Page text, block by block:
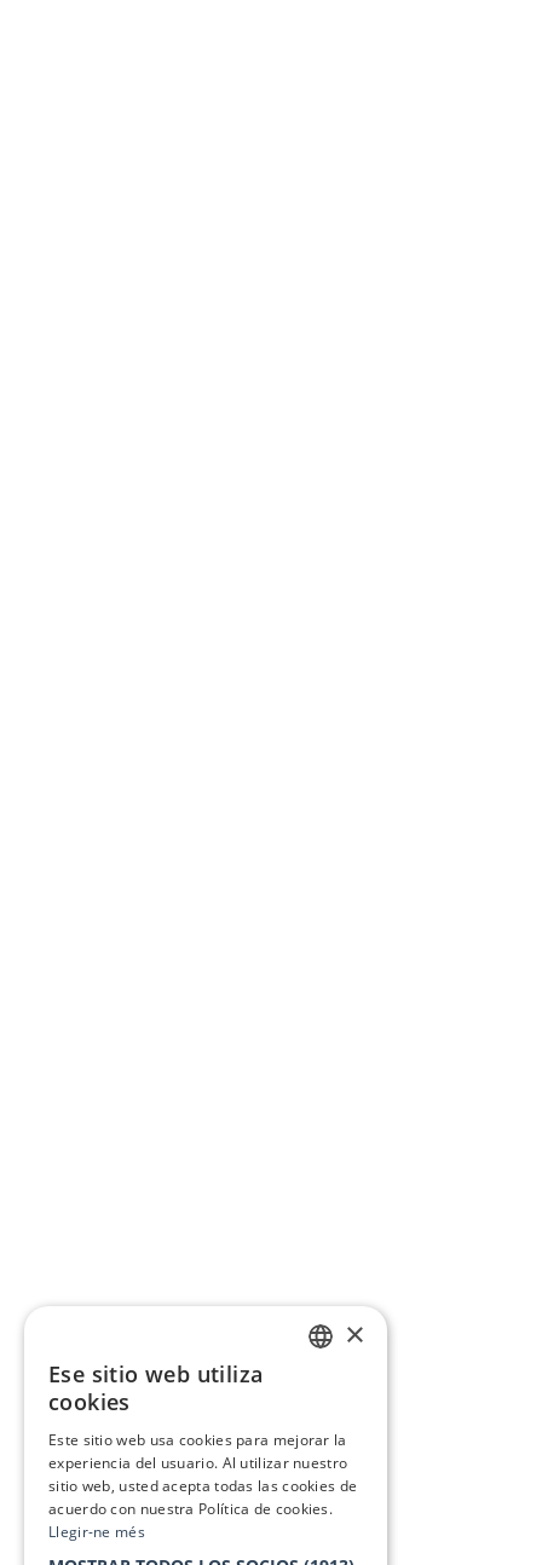
×
Ese sitio web utiliza
cookies
Este sitio web usa cookies para mejorar la
experiencia del usuario. Al utilizar nuestro
sitio web, usted acepta todas las cookies de
acuerdo con nuestra Política de cookies.
Llegir-ne més